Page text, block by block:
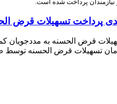
امداد ولایت استان خبرداد: رشد ۳۰ درصدی